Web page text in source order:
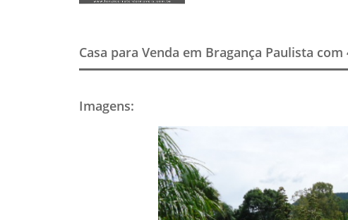
Casa para Venda em Bragança Paulista com
Imagens: